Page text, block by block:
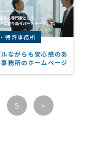
特許事務所
ながらも安心感のあ
務所のホームページ
5 >